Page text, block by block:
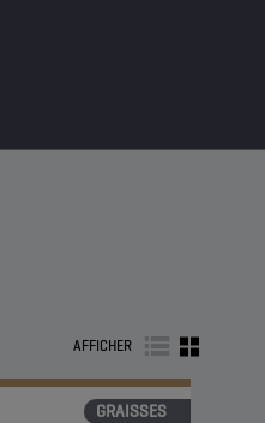
AFFICHER
GRAISSES